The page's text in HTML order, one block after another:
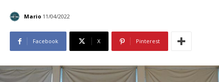
Mario 11/04/2022
Facebook X Pinterest